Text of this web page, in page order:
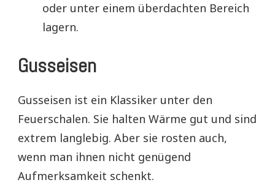
oder unter einem überdachten Bereich
lagern.
Gusseisen
Gusseisen ist ein Klassiker unter den
Feuerschalen. Sie halten Wärme gut und sind
extrem langlebig. Aber sie rosten auch,
wenn man ihnen nicht genügend
Aufmerksamkeit schenkt.